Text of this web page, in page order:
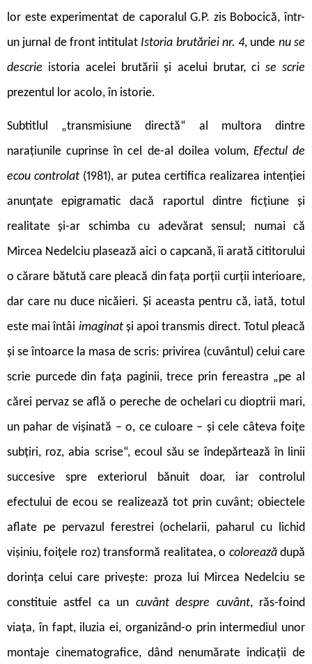
lor este experimentat de caporalul G.P. zis Bobocică, într-
un jurnal de front intitulat Istoria brutăriei nr. 4, unde nu se
descrie istoria acelei brutării și acelui brutar, ci se scrie
prezentul lor acolo, în istorie.
Subtitlul „transmisiune directă“ al multora dintre
narațiunile cuprinse în cel de-al doilea volum, Efectul de
ecou controlat (1981), ar putea certifica realizarea intenției
anunțate epigramatic dacă raportul dintre ficțiune și
realitate și-ar schimba cu adevărat sensul; numai că
Mircea Nedelciu plasează aici o capcană, îi arată cititorului
o cărare bătută care pleacă din fața porții curții interioare,
dar care nu duce nicăieri. Și aceasta pentru că, iată, totul
este mai întâi imaginat și apoi transmis direct. Totul pleacă
și se întoarce la masa de scris: privirea (cuvântul) celui care
scrie purcede din fața paginii, trece prin fereastra „pe al
cărei pervaz se află o pereche de ochelari cu dioptrii mari,
un pahar de vișinată – o, ce culoare – și cele câteva foițe
subțiri, roz, abia scrise“, ecoul său se îndepărtează în linii
succesive spre exteriorul bănuit doar, iar controlul
efectului de ecou se realizează tot prin cuvânt; obiectele
aflate pe pervazul ferestrei (ochelarii, paharul cu lichid
vișiniu, foițele roz) transformă realitatea, o coloreazădupă
dorința celui care privește: proza lui Mircea Nedelciu se
constituie astfel ca un cuvânt despre cuvânt, răs-foind
viața, în fapt, iluzia ei, organizând-o prin intermediul unor
montaje cinematografice, dând nenumărate indicații de